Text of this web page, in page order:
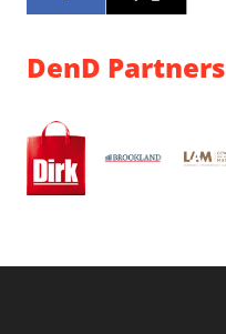
DenD Partners